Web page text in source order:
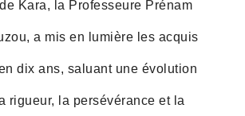
de Kara, la Professeure Prénam
a mis en lumière les acquis
dix ans, saluant une évolution
rigueur, la persévérance et la